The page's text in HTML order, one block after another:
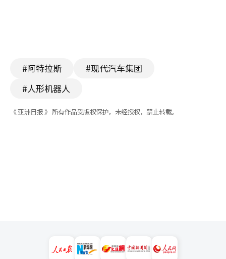
#阿特拉斯
#现代汽车集团
#人形机器人
《 亚洲日报 》 所有作品受版权保护，未经授权，禁止转载。